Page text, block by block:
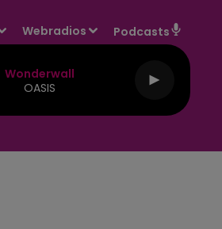
Webradios Podcasts
Wonderwall
OASIS